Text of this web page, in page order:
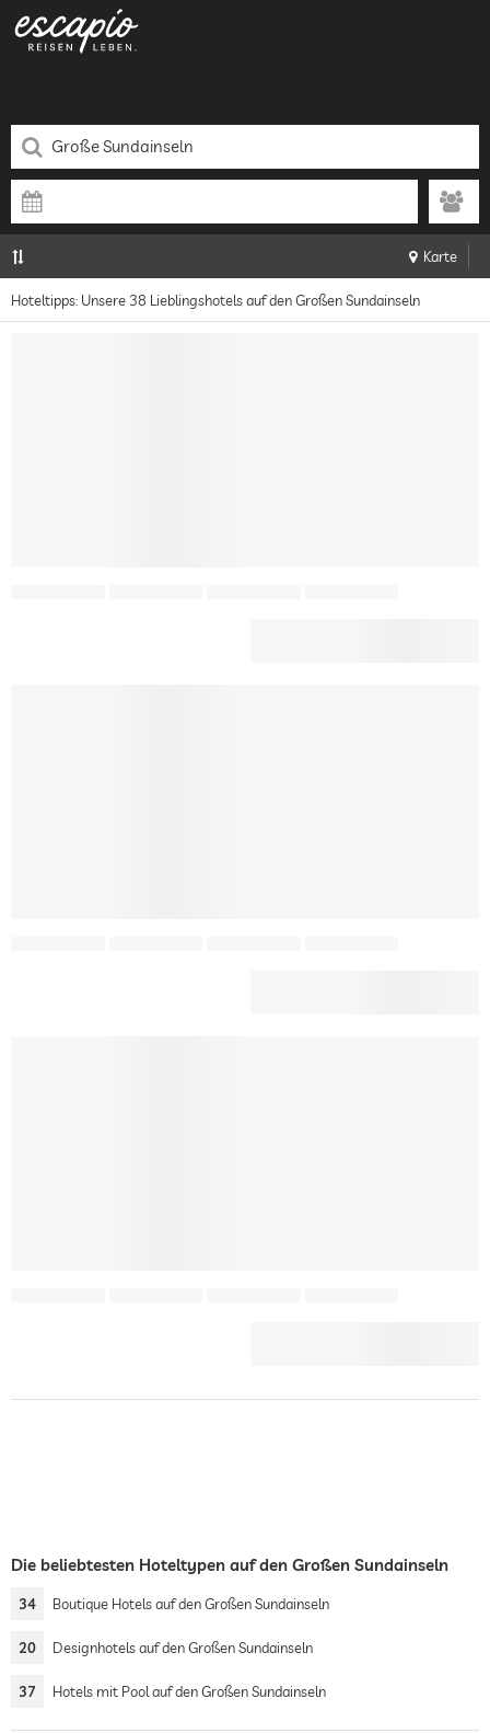
Karte
Hoteltipps: Unsere 38 Lieblingshotels auf den Großen Sundainseln
Die beliebtesten Hoteltypen auf den Großen Sundainseln
34 Boutique Hotels auf den Großen Sundainseln
20 Designhotels auf den Großen Sundainseln
37 Hotels mit Pool auf den Großen Sundainseln